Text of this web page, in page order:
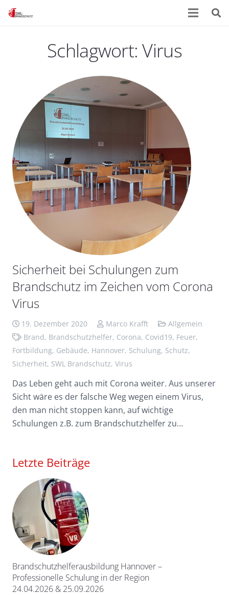
Schlagwort:Virus
Sicherheit bei Schulungen zum
Brandschutz im Zeichen vom Corona
Virus
19. Dezember 2020 Marco Krafft
Allgemein
Brand, Brandschutzhelfer, Corona, Covid19, Feuer,
Fortbildung, Gebäude, Hannover, Schulung, Schutz,
Sicherheit, SWL Brandschutz, Virus
Das Leben geht auch mit Corona weiter. Aus unserer
Sicht wäre es der falsche Weg wegen einem Virus,
den man nicht stoppen kann, auf wichtige
Schulungen z.B. zum Brandschutzhelfer zu…
Letzte Beiträge
Brandschutzhelferausbildung Hannover –
Professionelle Schulung in der Region
24.04.2026 & 25.09.2026